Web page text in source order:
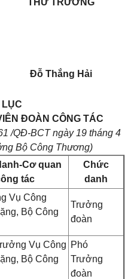
THỨ TRƯỞNG
Đỗ Thắng Hải
LỤC
ĐOÀN CÔNG TÁC
/QĐ-BCT ngày 19 tháng 4
Bộ Công Thương)
Cơ quan
tác
Chức
danh
Vụ Công
Bộ Công
Trưởng
đoàn
Vụ Công
Bộ Công
Phó
Trưởng
đoàn